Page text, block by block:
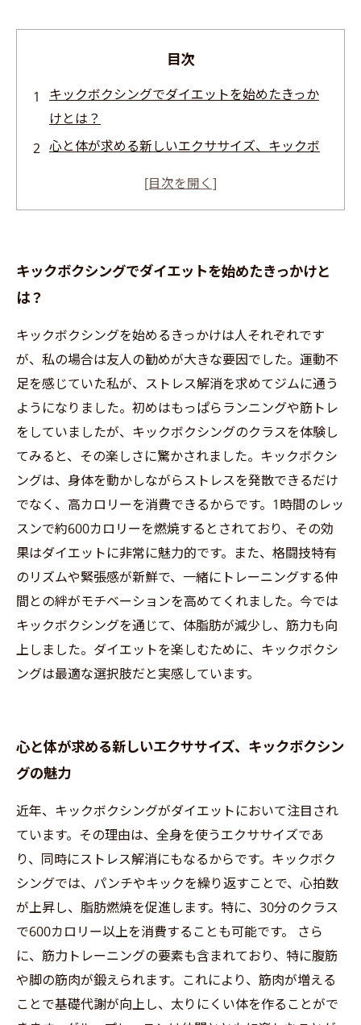
目次
キックボクシングでダイエットを始めたきっか
けとは？
心と体が求める新しいエクササイズ、キックボ
ングの効果
グのトレーニング
ジムでのグループレッスンでモチベーションを
高めよう
あなたも挑戦してみて！キックボクシングで理
想の体型を手に入れよう
キックボクシングでダイエットを始めたきっかけと
は？
キックボクシングを始めるきっかけは人それぞれです
が、私の場合は友人の勧めが大きな要因でした。運動不
足を感じていた私が、ストレス解消を求めてジムに通う
ようになりました。初めはもっぱらランニングや筋トレ
をしていましたが、キックボクシングのクラスを体験し
てみると、その楽しさに驚かされました。キックボクシ
ングは、身体を動かしながらストレスを発散できるだけ
でなく、高カロリーを消費できるからです。1時間のレッ
スンで約600カロリーを燃焼するとされており、その効
果はダイエットに非常に魅力的です。また、格闘技特有
のリズムや緊張感が新鮮で、一緒にトレーニングする仲
間との絆がモチベーションを高めてくれました。今では
キックボクシングを通じて、体脂肪が減少し、筋力も向
上しました。ダイエットを楽しむために、キックボクシ
ングは最適な選択肢だと実感しています。
心と体が求める新しいエクササイズ、キックボクシン
グの魅力
近年、キックボクシングがダイエットにおいて注目され
ています。その理由は、全身を使うエクササイズであ
り、同時にストレス解消にもなるからです。キックボク
シングでは、パンチやキックを繰り返すことで、心拍数
が上昇し、脂肪燃焼を促進します。特に、30分のクラス
で600カロリー以上を消費することも可能です。 さら
に、筋力トレーニングの要素も含まれており、特に腹筋
や脚の筋肉が鍛えられます。これにより、筋肉が増える
ことで基礎代謝が向上し、太りにくい体を作ることがで